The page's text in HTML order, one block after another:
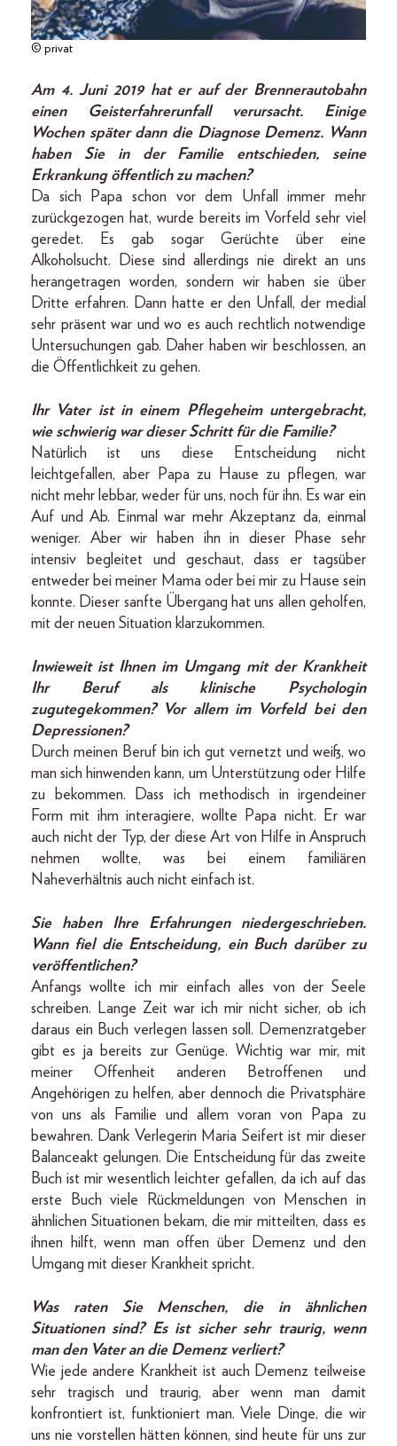
© privat
Am 4. Juni 2019 hat er auf der Brennerautobahn
einen Geisterfahrerunfall verursacht. Einige
Wochen später dann die Diagnose Demenz. Wann
haben Sie in der Familie entschieden, seine
Erkrankung öffentlich zu machen?
Da sich Papa schon vor dem Unfall immer mehr
zurückgezogen hat, wurde bereits im Vorfeld sehr viel
geredet. Es gab sogar Gerüchte über eine
Alkoholsucht. Diese sind allerdings nie direkt an uns
herangetragen worden, sondern wir haben sie über
Dritte erfahren. Dann hatte er den Unfall, der medial
sehr präsent war und wo es auch rechtlich notwendige
Untersuchungen gab. Daher haben wir beschlossen, an
die Öffentlichkeit zu gehen.
Ihr Vater ist in einem Pflegeheim untergebracht,
wie schwierig war dieser Schritt für die Familie?
Natürlich ist uns diese Entscheidung nicht
leichtgefallen, aber Papa zu Hause zu pflegen, war
nicht mehr lebbar, weder für uns, noch für ihn. Es war ein
Auf und Ab. Einmal war mehr Akzeptanz da, einmal
weniger. Aber wir haben ihn in dieser Phase sehr
intensiv begleitet und geschaut, dass er tagsüber
entweder bei meiner Mama oder bei mir zu Hause sein
konnte. Dieser sanfte Übergang hat uns allen geholfen,
mit der neuen Situation klarzukommen.
Inwieweit ist Ihnen im Umgang mit der Krankheit
Ihr Beruf als klinische Psychologin
zugutegekommen? Vor allem im Vorfeld bei den
Depressionen?
Durch meinen Beruf bin ich gut vernetzt und weiß, wo
man sich hinwenden kann, um Unterstützung oder Hilfe
zu bekommen. Dass ich methodisch in irgendeiner
Form mit ihm interagiere, wollte Papa nicht. Er war
auch nicht der Typ, der diese Art von Hilfe in Anspruch
nehmen wollte, was bei einem familiären
Naheverhältnis auch nicht einfach ist.
Sie haben Ihre Erfahrungen niedergeschrieben.
Wann fiel die Entscheidung, ein Buch darüber zu
veröffentlichen?
Anfangs wollte ich mir einfach alles von der Seele
schreiben. Lange Zeit war ich mir nicht sicher, ob ich
daraus ein Buch verlegen lassen soll. Demenzratgeber
gibt es ja bereits zur Genüge. Wichtig war mir, mit
meiner Offenheit anderen Betroffenen und
Angehörigen zu helfen, aber dennoch die Privatsphäre
von uns als Familie und allem voran von Papa zu
bewahren. Dank Verlegerin Maria Seifert ist mir dieser
Balanceakt gelungen. Die Entscheidung für das zweite
Buch ist mir wesentlich leichter gefallen, da ich auf das
erste Buch viele Rückmeldungen von Menschen in
ähnlichen Situationen bekam, die mir mitteilten, dass es
ihnen hilft, wenn man offen über Demenz und den
Umgang mit dieser Krankheit spricht.
Was raten Sie Menschen, die in ähnlichen
Situationen sind? Es ist sicher sehr traurig, wenn
man den Vater an die Demenz verliert?
Wie jede andere Krankheit ist auch Demenz teilweise
sehr tragisch und traurig, aber wenn man damit
konfrontiert ist, funktioniert man. Viele Dinge, die wir
uns nie vorstellen hätten können, sind heute für uns zur